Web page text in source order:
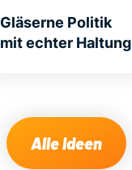
Gläserne Politik
mit echter Haltung
Alle Ideen